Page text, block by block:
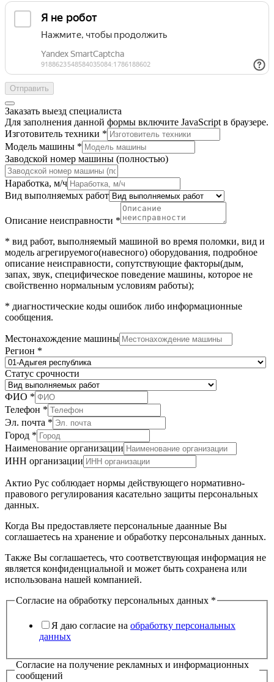
Отправить
Заказать выезд специалиста
Для заполнения данной формы включите JavaScript в браузере.
Изготовитель техники *
Модель машины *
Заводской номер машины (полностью)
Наработка, м/ч
Вид выполняемых работ
Описание неисправности *
* вид работ, выполняемый машиной во время поломки, вид и
модель агрегируемого(навесного) оборудования, подробное
описание неисправности, сопутствующие факторы(дым,
запах, звук, специфическое поведение машины, которое не
свойственно нормальным условиям работы);
* диагностические коды ошибок либо информационные
сообщения.
Местонахождение машины
Регион *
Статус срочности
срочности
IP
выполняемых
ФИО *
Телефон *
Эл. почта *
Город *
Наименование организации
ИНН организации
Актио Рус соблюдает нормы действующего нормативно-
правового регулирования касательно защиты персональных
данных.
Когда Вы предоставляете персональные даанные Вы
соглашаетесь на хранение и обработку персональных данных.
Также Вы соглашаетесь, что соответствующая информация не
является конфиденциальной и может быть сохранена или
использована нашей компанией.
Согласие на обработку персональных данных *
Я даю согласие на обработку персональных
данных
Согласие на получение рекламных и информационных
сообщений